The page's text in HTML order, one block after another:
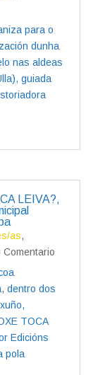
para o
dunha
nas aldeas
guiada
LEIVA?,
as,
Comentario
dentro dos
TOCA
Edicións
pola